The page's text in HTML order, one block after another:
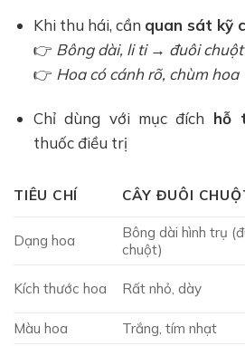
Khi thu hái, cần quan sát kỹ
👉 Bông dài, li ti → đuôi chuột
👉 Hoa có cánh rõ, chùm
Chỉ dùng với mục đích hỗ
thuốc điều trị
TIÊU CHÍ CÂY ĐUÔI
Dạng hoa
Bông dài hình trụ
chuột)
Kích thước hoa Rất nhỏ, dày
Màu hoa
Trắng, tím nhạt